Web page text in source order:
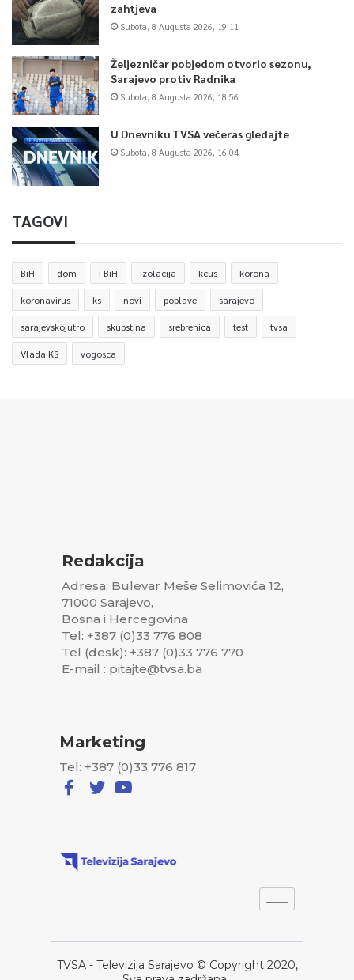
zahtjeva
Subota, 8 Augusta 2026, 19:11
Željezničar pobjedom otvorio sezonu,
Sarajevo protiv Radnika
Subota, 8 Augusta 2026, 18:56
U Dnevniku TVSA večeras gledajte
Subota, 8 Augusta 2026, 16:04
TAGOVI
BiH dom FBiH izolacija kcus korona
koronavirus ks novi poplave sarajevo
sarajevskojutro skupstina srebrenica test tvsa
Vlada KS vogosca
Redakcija
Adresa: Bulevar Meše Selimovića 12,
71000 Sarajevo,
Bosna i Hercegovina
Tel: +387 (0)33 776 808
Tel (desk): +387 (0)33 776 770
E-mail : pitajte@tvsa.ba
Marketing
Tel: +387 (0)33 776 817
TVSA - Televizija Sarajevo © Copyright 2020,